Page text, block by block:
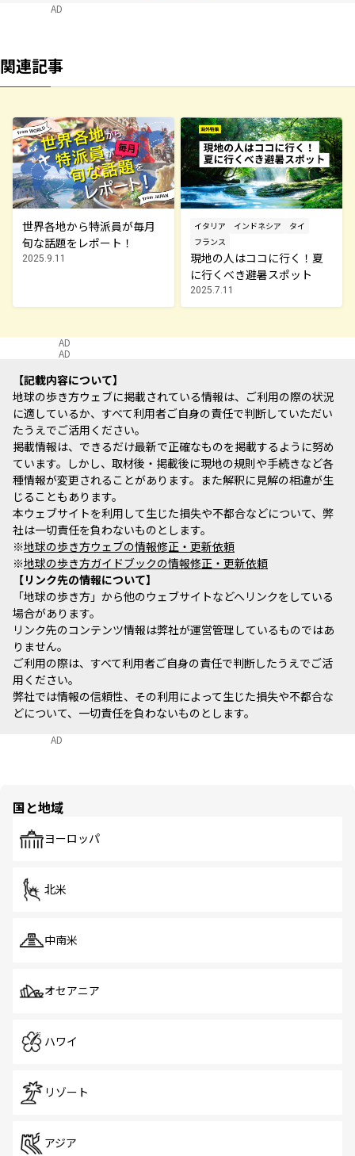
AD
関連記事
世界各地から特派員が毎月
旬な話題をレポート！
2025.9.11
イタリア インドネシア
タイ
フランス
現地の人はココに行く！夏
に行くべき避暑スポット
2025.7.11
AD
AD
記載内容について
地球の歩き方ウェブに掲載されている情報は、ご利用の際の状況
に適しているか、すべて利用者ご自身の責任で判断していただい
たうえでご活用ください。
掲載情報は、できるだけ最新で正確なものを掲載するように努め
ています。しかし、取材後・掲載後に現地の規則や手続きなど各
種情報が変更されることがあります。また解釈に見解の相違が生
じることもあります。
本ウェブサイトを利用して生じた損失や不都合などについて、弊
社は一切責任を負わないものとします。
※地球の歩き方ウェブの情報修正・更新依頼
※地球の歩き方ガイドブックの情報修正・更新依頼
リンク先の情報について
「地球の歩き方」から他のウェブサイトなどへリンクをしている
場合があります。
リンク先のコンテンツ情報は弊社が運営管理しているものではあ
りません。
ご利用の際は、すべて利用者ご自身の責任で判断したうえでご活
用ください。
弊社では情報の信頼性、その利用によって生じた損失や不都合な
どについて、一切責任を負わないものとします。
AD
国と地域
ヨーロッパ
北米
中南米
オセアニア
ハワイ
リゾート
アジア